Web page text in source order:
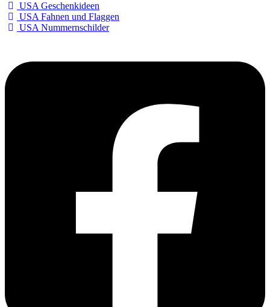
USA Geschenkideen
USA Fahnen und Flaggen
USA Nummernschilder